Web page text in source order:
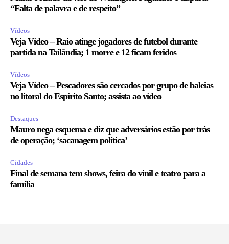
“Falta de palavra e de respeito”
Vídeos
Veja Vídeo – Raio atinge jogadores de futebol durante
partida na Tailândia; 1 morre e 12 ficam feridos
Vídeos
Veja Vídeo – Pescadores são cercados por grupo de baleias
no litoral do Espírito Santo; assista ao vídeo
Destaques
Mauro nega esquema e diz que adversários estão por trás
de operação; ‘sacanagem política’
Cidades
Final de semana tem shows, feira do vinil e teatro para a
família